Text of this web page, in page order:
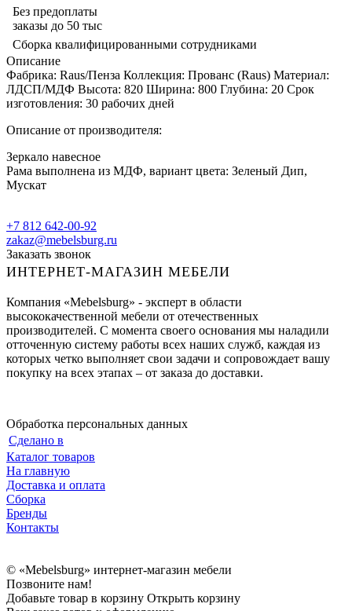
Без предоплаты
заказы до 50 тыс
Сборка квалифицированными сотрудниками
Описание
Фабрика: Raus/Пенза Коллекция: Прованс (Raus) Материал:
ЛДСП/МДФ Высота: 820 Ширина: 800 Глубина: 20 Срок
изготовления: 30 рабочих дней
Описание от производителя:
Зеркало навесное
Рама выполнена из МДФ, вариант цвета: Зеленый Дип,
Мускат
+7 812 642-00-92
zakaz@mebelsburg.ru
Заказать звонок
ИНТЕРНЕТ-МАГАЗИН МЕБЕЛИ
Компания «Mebelsburg» - эксперт в области
высококачественной мебели от отечественных
производителей. С момента своего основания мы наладили
отточенную систему работы всех наших служб, каждая из
которых четко выполняет свои задачи и сопровождает вашу
покупку на всех этапах – от заказа до доставки.
Обработка персональных данных
Сделано в
Каталог товаров
На главную
Доставка и оплата
Сборка
Бренды
Контакты
© «Mebelsburg» интернет-магазин мебели
Позвоните нам!
Добавьте товар в корзину Открыть корзину